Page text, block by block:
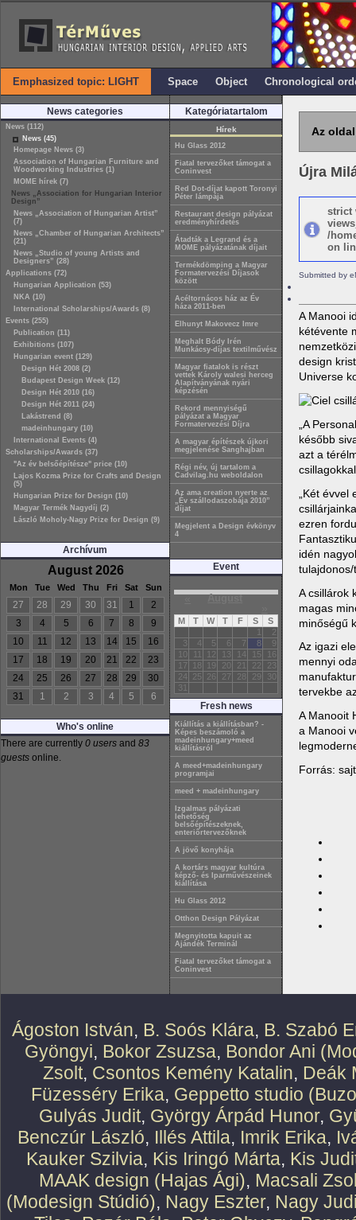
Emphasized topic: LIGHT Space Object Chronological
News categories
News (112)
News (45)
Homepage News (3)
Association of Hungarian Furniture and
Woodworking Industries (1)
MOME hírek (7)
News „Association for Hungarian Interior
Design”
News „Association of Hungarian Artist”
(7)
News „Chamber of Hungarian Architects”
(21)
News „Studio of young Artists and
Designers” (28)
Applications (72)
Hungarian Application (53)
NKA (10)
International Scholarships/Awards (8)
Events (255)
Publication (11)
Exhibitions (107)
Hungarian event (129)
Design Hét 2008 (2)
Budapest Design Week (12)
Design Hét 2010 (16)
Design Hét 2011 (24)
Lakástrend (8)
madeinhungary (10)
International Events (4)
Scholarships/Awards (37)
"Az év belsőépítésze" price (10)
Lajos Kozma Prize for Crafts and Design
(5)
Hungarian Prize for Design (10)
Magyar Termék Nagydíj (2)
László Moholy-Nagy Prize for Design (9)
Archívum
August 2026
Mon Tue Wed Thu Fri Sat Sun
27 28 29 30 31 1
2
3
4 5 6 7 8
9
10
11 12 13 14 15
16
17
18 19 20 21 22
23
24
25 26 27 28 29
30
31
1 2 3 4 5 6
Who's online
There are currently 0 users and 83
guests online.
Kategóriatartalom
Hírek
Hu Glass 2012
Fiatal tervezőket támogat a
Coninvest
Red Dot-díjat kapott Toronyi
Péter lámpája
Restaurant design pályázat
eredményhírdetés
Átadták a Legrand és a
MOME pályázatának díjait
Termékdömping a Magyar
Formatervezési Díjasok
között
Acéltornácos ház az Év
háza 2011-ben
Elhunyt Makovecz Imre
Meghalt Bódy Irén
Munkácsy-díjas textilművész
Magyar fiatalok is részt
vettek Károly walesi herceg
Alapítványának nyári
képzésén
Rekord mennyiségű
pályázat a Magyar
Formatervezési Díjra
A magyar építészek újkori
megjelenése Sanghajban
Régi név, új tartalom a
Cadvilag.hu weboldalon
Az ama creation nyerte az
„Év szállodaszobája 2010”
díjat
Megjelent a Design évkönyv
4
Event
« August
M T W T F S
S
1
2
3
4 5 6 7 8
9
10
11 12 13 14 15
16
17
18 19 20 21 22
23
24
25 26 27 28 29
30
31
Fresh news
Kiállítás a kiállításban? -
Képes beszámoló a
madeinhungary+meed
kiállításról
A meed+madeinhungary
programjai
meed + madeinhungary
Izgalmas pályázati
lehetőség
belsőépítészeknek,
enteriőrtervezőknek
A jövő konyhája
A kortárs magyar kultúra
képző- és Iparművészeinek
kiállítása
Hu Glass 2012
Otthon Design Pályázat
Megnyitotta kapuit az
Ajándék Terminál
Fiatal tervezőket támogat a
Coninvest
Az
Újra
strict
/
on
Submitted by
A Manooi
kétévente
design
Universe
„A
később
azt a
„Két
ezren
idén
A csillárok
magas
minőségű
Az igazi
mennyi
tervekbe
A Manooit
a Manooi
Forrás:
Ágoston István, B. Soós Klára, B. Szabó
Gyöngyi, Bokor Zsuzsa, Bondor Ani
Zsolt, Csontos Kemény Katalin, Deák
Füzesséry Erika, Geppetto studio
Gulyás Judit, György Árpád Hunor,
Benczúr László, Illés Attila, Imrik Erika,
Kauker Szilvia, Kis Iringó Márta, Kis
MAAK design (Hajas Ági), Macsali
(Modesign Stúdió), Nagy Eszter, Nagy